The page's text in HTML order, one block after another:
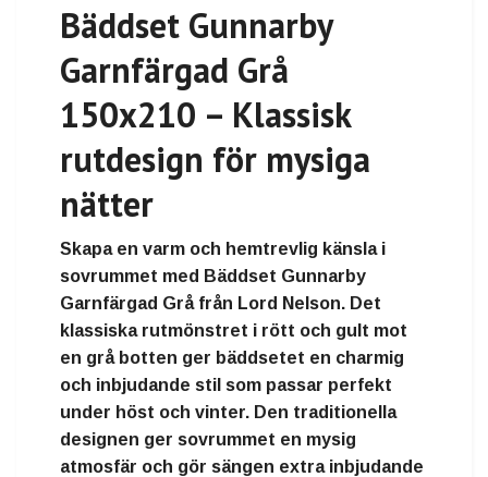
Bäddset Gunnarby
Garnfärgad Grå
150x210 – Klassisk
rutdesign för mysiga
nätter
Skapa en varm och hemtrevlig känsla i
sovrummet med Bäddset Gunnarby
Garnfärgad Grå från Lord Nelson. Det
klassiska rutmönstret i rött och gult mot
en grå botten ger bäddsetet en charmig
och inbjudande stil som passar perfekt
under höst och vinter. Den traditionella
designen ger sovrummet en mysig
atmosfär och gör sängen extra inbjudande